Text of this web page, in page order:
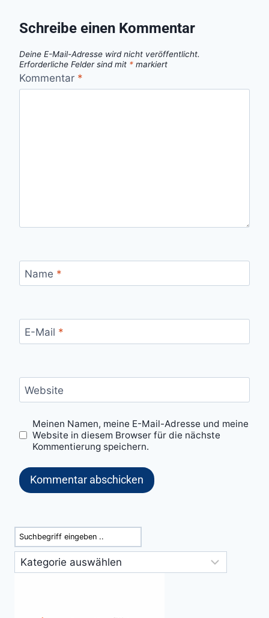
Schreibe einen Kommentar
Deine E-Mail-Adresse wird nicht veröffentlicht.
Erforderliche Felder sind mit * markiert
Kommentar *
Name *
E-Mail *
Website
Meinen Namen, meine E-Mail-Adresse und meine
Website in diesem Browser für die nächste
Kommentierung speichern.
Suchen
Kategorien